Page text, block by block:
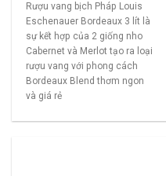
Rượu vang bịch Pháp Louis
Eschenauer Bordeaux 3 lít là
sự kết hợp của 2 giống nho
Cabernet và Merlot tạo ra loại
rượu vang với phong cách
Bordeaux Blend thơm ngon
và giá rẻ